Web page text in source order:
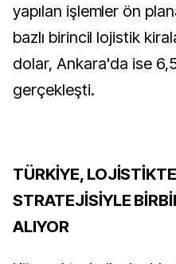
yapılan işlemler ön
bazlı birincil lojistik
dolar, Ankara'da ise
gerçekleşti.
TÜRKİYE,
STRATEJİSİYLE
ALIYOR